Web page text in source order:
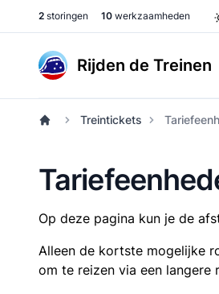
2 storingen 10 werkzaamheden
Rijden de Treinen
Treintickets
Op deze pagina kun je de
Alleen de kortste mogelijke
om te reizen via een